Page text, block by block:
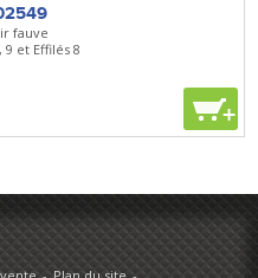
fauve
9 et Effilés 8
+